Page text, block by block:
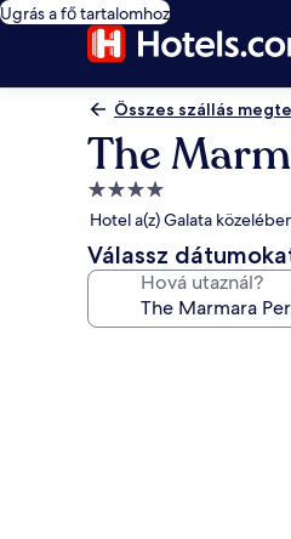
Ugrás a fő tartalomhoz
Összes szállás
The
4.0
csillagos
szálláshely
Hotel a(z) Galata
Válassz
Hová utaznál?